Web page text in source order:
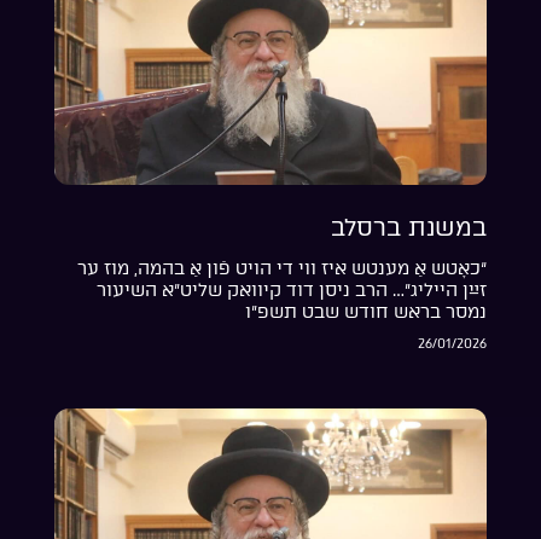
במשנת ברסלב
“כאָטש אַ מענטש איז ווי די הויט פֿון אַ בהמה, מוז ער
זײַן הייליג”… הרב ניסן דוד קיוואק שליט”א השיעור
נמסר בראש חודש שבט תשפ”ו
26/01/2026